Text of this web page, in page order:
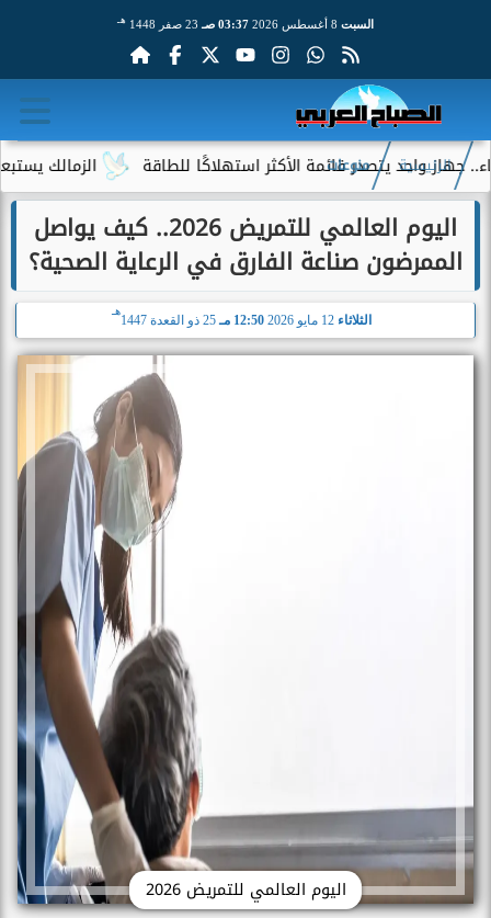
السبت 03:37 صـ 23 صفر 1448 هـ
الزمالك يستبعد 4 لاعبين شباب من حساباته في الموسم الجديد واحد يتصدر قائمة الأكثر استهلاكًا للطاقة
الرئيسية منوعات
اليوم العالمي للتمريض 2026.. كيف يواصل
الممرضون صناعة الفارق في الرعاية الصحية؟
الثلاثاء 12 مايو 2026 12:50 مـ 25 ذو القعدة 1447
هـ
اليوم العالمي للتمريض 2026